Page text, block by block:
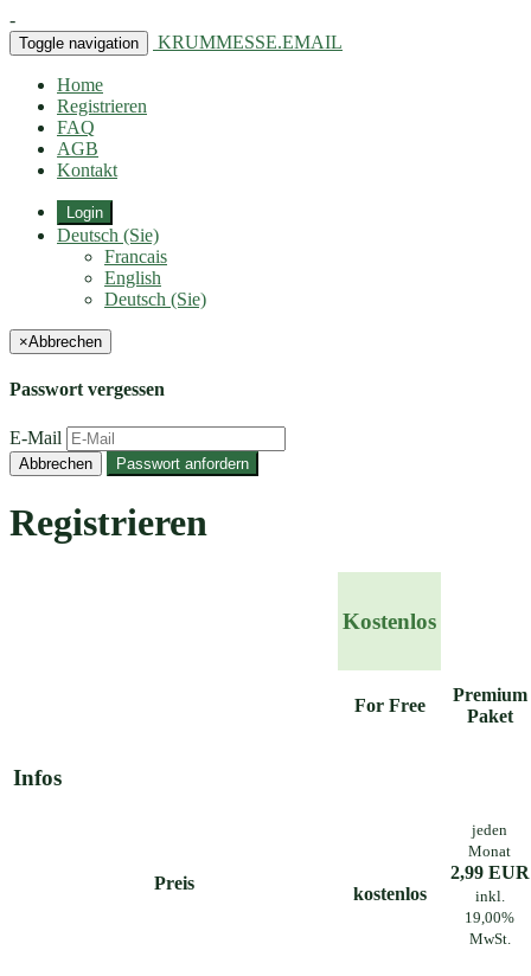
-
Toggle navigation KRUMMESSE.EMAIL
Home
Registrieren
FAQ
AGB
Kontakt
Login
Deutsch (Sie)
Francais
English
Deutsch (Sie)
×Abbrechen
Passwort vergessen
E-Mail
Abbrechen Passwort anfordern
Registrieren
Kostenlos
For Free
Premium
Paket
Infos
Preis
kostenlos
jeden
Monat
2,99 EUR
inkl.
19,00%
MwSt.